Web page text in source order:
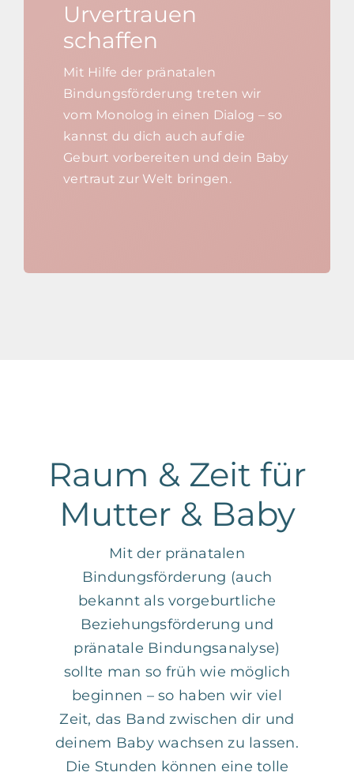
Urvertrauen
schaffen
Mit Hilfe der pränatalen
Bindungsförderung treten wir
vom Monolog in einen Dialog – so
kannst du dich auch auf die
Geburt vorbereiten und dein Baby
vertraut zur Welt bringen.
Raum & Zeit für
Mutter & Baby
Mit der pränatalen
Bindungsförderung (auch
bekannt als vorgeburtliche
Beziehungsförderung und
pränatale Bindungsanalyse)
sollte man so früh wie möglich
beginnen – so haben wir viel
Zeit, das Band zwischen dir und
deinem Baby wachsen zu lassen.
Die Stunden können eine tolle